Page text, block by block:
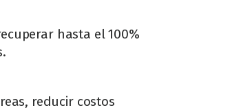
hasta el 100%
reducir costos